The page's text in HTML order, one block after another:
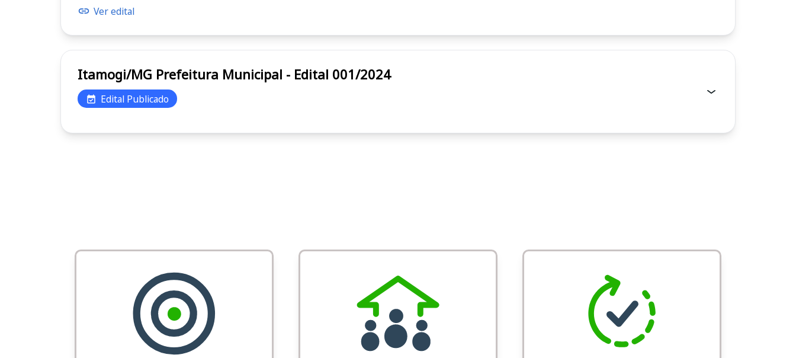
Ver edital
Itamogi/MG Prefeitura Municipal - Edital 001/2024
Edital Publicado